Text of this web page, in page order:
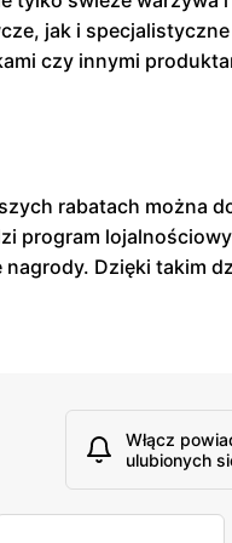
jak i
czy innymi
rabatach można
lojalnościowy
Dzięki takim
Włącz
ulubionych